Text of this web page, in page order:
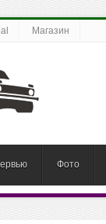
Магазин
Фото